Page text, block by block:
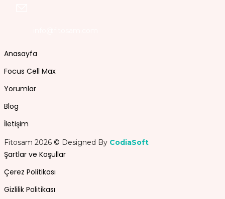
Anasayfa
Focus Cell Max
Yorumlar
Blog
İletişim
Fitosam 2026 © Designed By CodiaSoft
Şartlar ve Koşullar
Çerez Politikası
Gizlilik Politikası